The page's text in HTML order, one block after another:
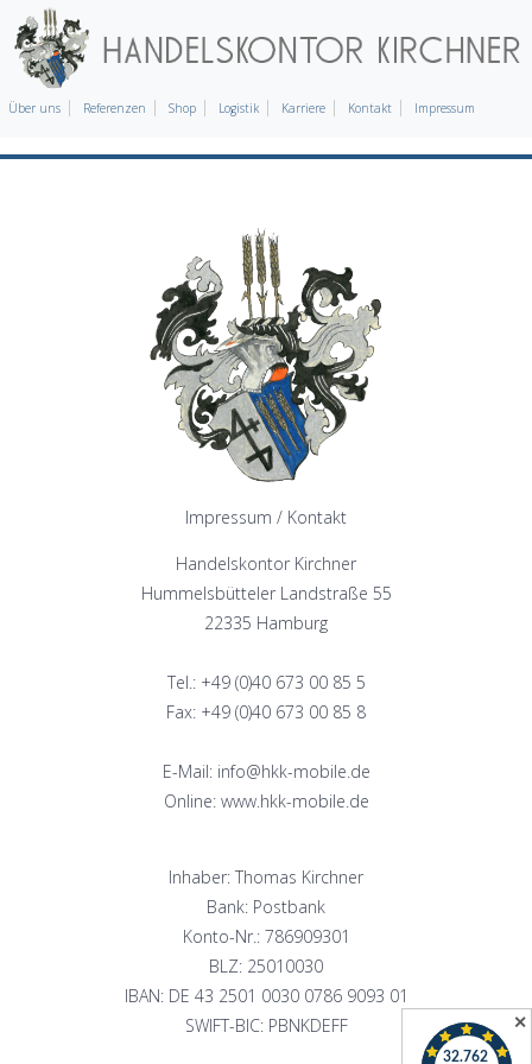
Über uns Referenzen Shop Logistik Karriere Kontakt Impressum
Impressum / Kontakt
Handelskontor Kirchner
Hummelsbütteler Landstraße 55
22335 Hamburg
Tel.: +49 (0)40 673 00 85 5
Fax: +49 (0)40 673 00 85 8
E-Mail: info@hkk-mobile.de
Online: www.hkk-mobile.de
Inhaber: Thomas Kirchner
Bank: Postbank
Konto-Nr.: 786909301
BLZ: 25010030
IBAN: DE 43 2501 0030 0786 9093 01
SWIFT-BIC: PBNKDEFF
✕